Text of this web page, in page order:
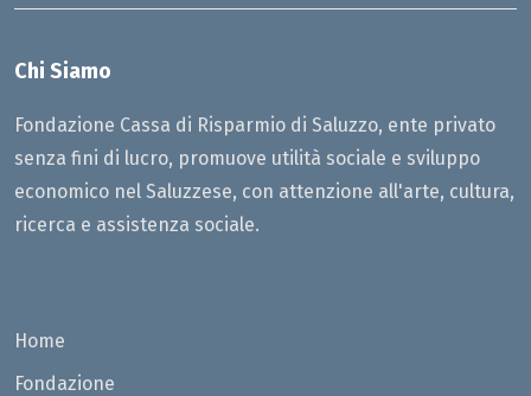
Chi Siamo
Fondazione Cassa di Risparmio di Saluzzo, ente privato
senza fini di lucro, promuove utilità sociale e sviluppo
economico nel Saluzzese, con attenzione all'arte, cultura,
ricerca e assistenza sociale.
Home
Fondazione